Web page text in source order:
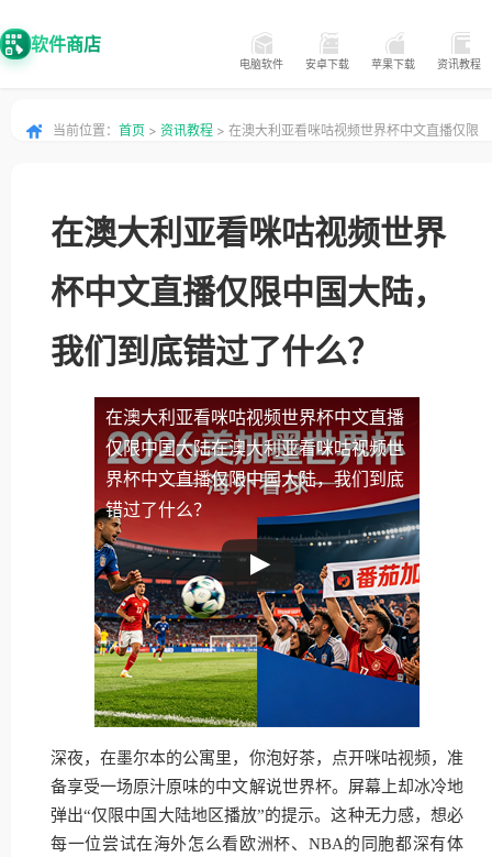
软件商店
电脑软件 安卓下载 苹果下载 资讯教程
当前位置： 首页 > 资讯教程 > 在澳大利亚看咪咕视频世界杯中文直播仅限
在澳大利亚看咪咕视频世界
杯中文直播仅限中国大陆，
我们到底错过了什么？
在澳大利亚看咪咕视频世界杯中文直播
仅限中国大陆在澳大利亚看咪咕视频世
界杯中文直播仅限中国大陆，我们到底
错过了什么？
深夜，在墨尔本的公寓里，你泡好茶，点开咪咕视频，准
备享受一场原汁原味的中文解说世界杯。屏幕上却冰冷地
弹出“仅限中国大陆地区播放”的提示。这种无力感，想必
每一位尝试在海外怎么看欧洲杯、NBA的同胞都深有体